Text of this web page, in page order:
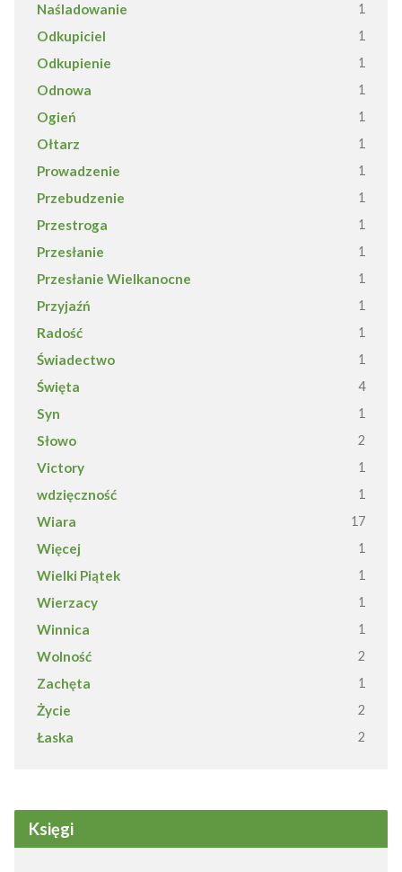
Naśladowanie 1
Odkupiciel 1
Odkupienie 1
Odnowa 1
Ogień 1
Ołtarz 1
Prowadzenie 1
Przebudzenie 1
Przestroga 1
Przesłanie 1
Przesłanie Wielkanocne 1
Przyjaźń 1
Radość 1
Świadectwo 1
Święta 4
Syn 1
Słowo 2
Victory 1
wdzięczność 1
Wiara 17
Więcej 1
Wielki Piątek 1
Wierzacy 1
Winnica 1
Wolność 2
Zachęta 1
Życie 2
Łaska 2
Księgi